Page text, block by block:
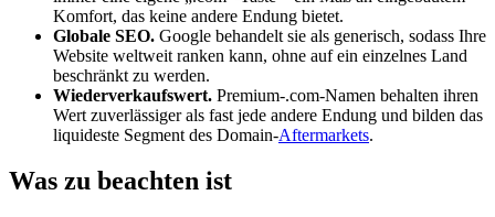
Komfort, das keine andere Endung bietet.
Globale SEO. Google behandelt sie als generisch, sodass Ihre
Website weltweit ranken kann, ohne auf ein einzelnes Land
beschränkt zu werden.
Wiederverkaufswert. Premium-.com-Namen behalten ihren
Wert zuverlässiger als fast jede andere Endung und bilden das
liquideste Segment des Domain-Aftermarkets.
Was zu beachten ist